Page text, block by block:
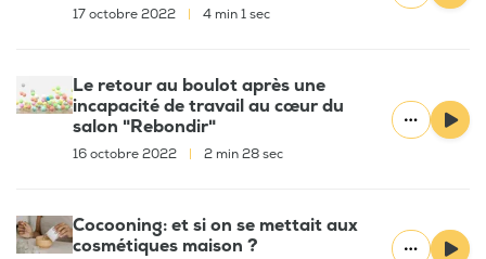
17 octobre 2022 4 min 1 sec
Le retour au boulot après une
incapacité de travail au cœur du
salon "Rebondir"
16 octobre 2022 2 min 28 sec
Cocooning: et si on se mettait aux
cosmétiques maison ?